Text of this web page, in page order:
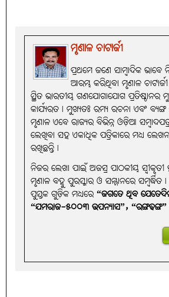
ମୃଣାଳ ଚାଟାର୍ଜୀ
ପ୍ରଥମେ ଜଣେ ସାମ୍ବାଦିକ
ଆରମ୍ଭ କରିଥିବା ମୃଣାଳ ଚାଟାର୍ଜୀ
ସ୍ଥିତ ଭାରତୀୟ ଗଣଯୋଗାଯୋଗ ପ୍ରତିଷ୍ଠାନର
କାର୍ଯ୍ୟରତ। ମୁଖ୍ୟତଃ ରମ୍ୟ ରଚନା ଏବଂ
ମୃଣାଳ ଏବେ ରାଜ୍ୟର ବିଭିନ୍ନ ଓଡ଼ିଆ
ଲେଖିବା ସହ ଏକାଧିକ ପତ୍ରିକାରେ ମଧ୍ୟ
ରଖିଛନ୍ତି।
ନିଜର ଲେଖା ପାଇଁ ଅଜସ୍ର ପାଠକୀୟ
ମୃଣାଳ ବହୁ ପୁରସ୍କାର ଓ ସମ୍ମାନରେ
ପୁସ୍ତକ ଗୁଡ଼ିକ ମଧ୍ୟରେ“ଜଗତେ ଥିବ
“ଯମରାଜ-୫୦୦୩ ଉପନ୍ୟାସ”, “ରଙ୍ଗଢଙ୍ଗ”